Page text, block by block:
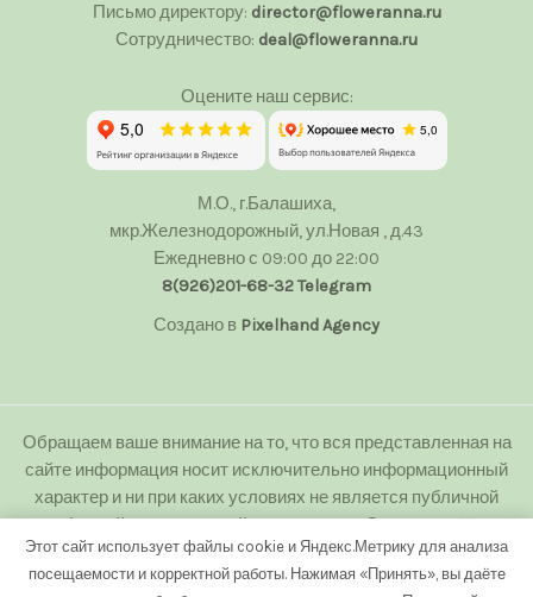
Письмо директору: director@floweranna.ru
Сотрудничество: deal@floweranna.ru
Оцените наш сервис:
М.О., г.Балашиха,
мкр.Железнодорожный, ул.Новая , д.43
Ежедневно с 09:00 до 22:00
8(926)201-68-32Telegram
Создано в Pixelhand Agency
Обращаем ваше внимание на то, что вся представленная на
сайте информация носит исключительно информационный
характер и ни при каких условиях не является публичной
Гражданского кодекса Российской Федерации.
Любое копирование с сайта floweranna.ru без письменного
Этот сайт использует файлы cookie и Яндекс.Метрику для анализа
посещаемости и корректной работы. Нажимая «Принять», вы даёте